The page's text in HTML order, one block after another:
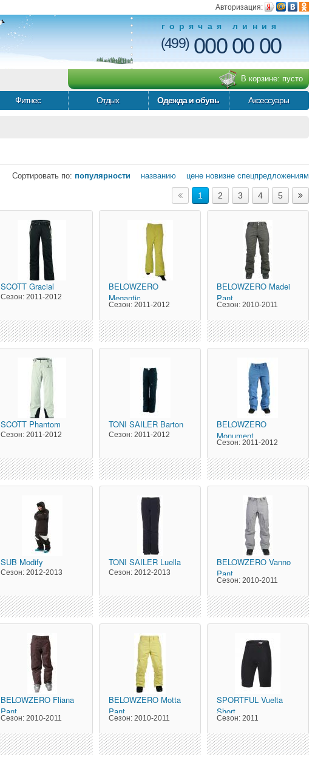
Авторизация:
горячая линия
(499)000 00 00
В корзине: пусто
Фитнес Отдых Одежда и обувь Аксессуары
Сортировать по: популярности названию цене новизне спецпредложениям
1 2 3 4 5
SCOTT Gracial
Сезон:2011-2012
BELOWZERO
Megantic
Сезон:2011-2012
BELOWZERO Madei
Pant
Сезон:2010-2011
SCOTT Phantom
Сезон:2011-2012
TONI SAILER Barton
Сезон:2011-2012
BELOWZERO
Monument
Сезон:2011-2012
SUB Modify
Сезон:2012-2013
TONI SAILER Luella
Сезон:2012-2013
BELOWZERO Vanno
Pant
Сезон:2010-2011
BELOWZERO Fliana
Pant
Сезон:2010-2011
BELOWZERO Motta
Pant
Сезон:2010-2011
SPORTFUL Vuelta
Short
Сезон:2011